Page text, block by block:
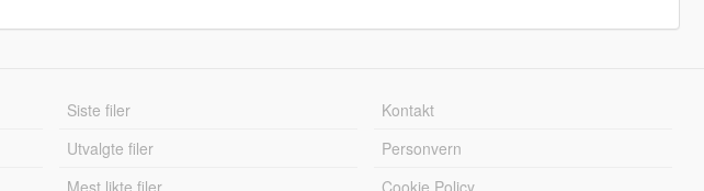
Siste filer
Utvalgte filer
Mest likte filer
Kontakt
Personvern
Cookie Policy